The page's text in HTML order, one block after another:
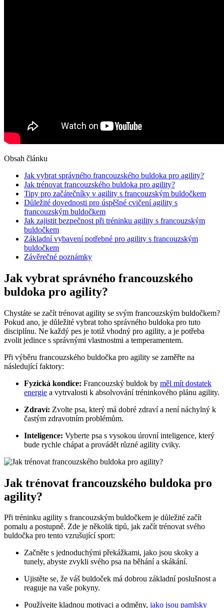
Obsah článku
Jak vybrat správného francouzského buldoka pro agility?
Jak trénovat francouzského buldoka pro agility?
Tipy pro začátečníky v agility s francouzským buldočkem
Důležité dovednosti pro úspěšné cvičení agility s
francouzským buldočkem
Jak zajistit bezpečnost při tréninku agility s francouzským
buldočkem
Základní vybavení potřebné pro agility s francouzským
buldočkem
Závěrečné poznámky
Jak vybrat správného francouzského
buldoka pro agility?
Chystáte se začít trénovat agility se svým francouzským buldočkem?
Pokud ano, je důležité vybrat toho správného buldoka pro tuto
disciplínu. Ne každý pes je totiž vhodný pro agility, a je potřeba
zvolit jedince s správnými vlastnostmi a temperamentem.
Při výběru francouzského buldočka pro agility se zaměřte na
následující faktory:
Fyzická kondice: Francouzský buldok by měl mít dostatek
energie a vytrvalosti k absolvování tréninkového plánu agility.
Zdraví: Zvolte psa, který má dobré zdraví a není náchylný k
častým zdravotním problémům.
Inteligence: Vyberte psa s vysokou úrovní inteligence, který
bude rychle chápat a provádět různé agility cviky.
Jak trénovat francouzského buldoka pro
agility?
Při tréninku agility s francouzským buldočkem je důležité začít
pomalu a postupně. Zde je několik tipů, jak začít trénovat svého
buldočka pro tento vzrušující sport:
Začněte s jednoduchými překážkami, jako jsou skoky a
tunely, abyste zvykli svého psa na běhání a skákání.
Ujistěte se, že váš buldoček má dobrou základní poslušnost a
reaguje na vaše pokyny.
Používejte kladnou motivaci a odměny, jako jsou pamlsky